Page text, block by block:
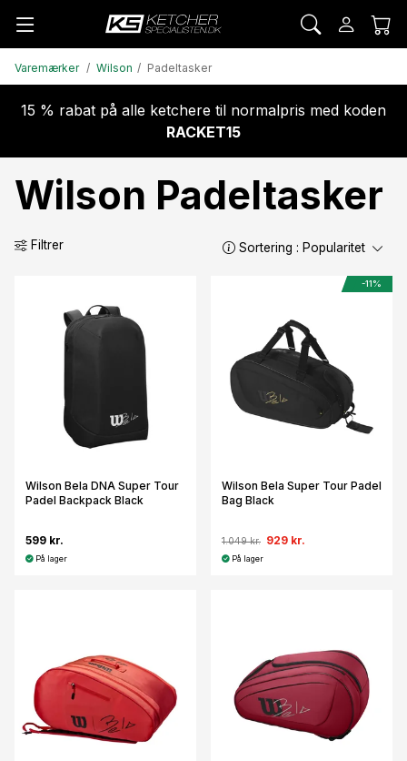
Varemærker Wilson Padeltasker
15 % rabat på alle ketchere til normalpris med koden
RACKET15
Wilson Padeltasker
Filtrer Sortering : Popularitet
Wilson Bela DNA Super Tour
Padel Backpack Black
599 kr.
På lager
-11%
Wilson Bela Super Tour Padel
Bag Black
1.049 kr. 929 kr.
På lager